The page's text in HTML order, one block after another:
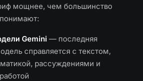
мощнее, чем большинство
Gemini — последняя
справляется с текстом,
рассуждениями и